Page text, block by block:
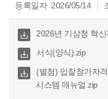
등록일자 2026/05/14
다운
드
2026년 기상청 혁
다운
드
서식(양식).zip
다운
로
(별첨) 입찰참가자
시스템 매뉴얼.zip